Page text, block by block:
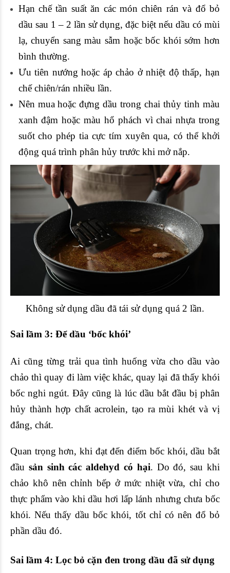
Hạn chế tần suất ăn các món chiên rán và đổ bỏ
dầu sau 1 – 2 lần sử dụng, đặc biệt nếu dầu có mùi
lạ, chuyển sang màu sẫm hoặc bốc khói sớm hơn
bình thường.
Ưu tiên nướng hoặc áp chảo ở nhiệt độ thấp, hạn
chế chiên/rán nhiều lần.
Nên mua hoặc đựng dầu trong chai thủy tinh màu
xanh đậm hoặc màu hổ phách vì chai nhựa trong
suốt cho phép tia cực tím xuyên qua, có thể khởi
động quá trình phân hủy trước khi mở nắp.
Không sử dụng dầu đã tái sử dụng quá 2 lần.
Sai lầm 3: Để dầu ‘bốc khói’
Ai cũng từng trải qua tình huống vừa cho dầu vào
chảo thì quay đi làm việc khác, quay lại đã thấy khói
bốc nghi ngút. Đây cũng là lúc dầu bắt đầu bị phân
hủy thành hợp chất acrolein, tạo ra mùi khét và vị
đắng, chát.
Quan trọng hơn, khi đạt đến điểm bốc khói, dầu bắt
đầu sản sinh các aldehyd có hại. Do đó, sau khi
chảo khô nên chỉnh bếp ở mức nhiệt vừa, chỉ cho
thực phẩm vào khi dầu hơi lấp lánh nhưng chưa bốc
khói. Nếu thấy dầu bốc khói, tốt chỉ có nên đổ bỏ
phần dầu đó.
Sai lầm 4: Lọc bỏ cặn đen trong dầu đã sử dụng